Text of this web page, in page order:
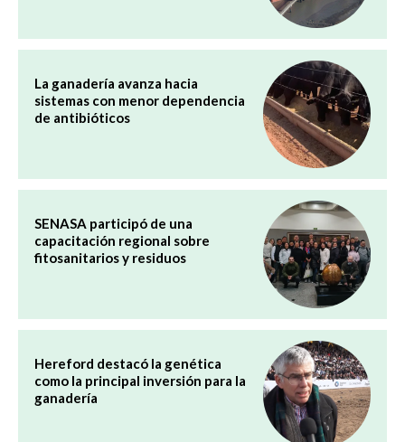
La ganadería avanza hacia
sistemas con menor dependencia
de antibióticos
SENASA participó de una
capacitación regional sobre
fitosanitarios y residuos
Hereford destacó la genética
como la principal inversión para la
ganadería